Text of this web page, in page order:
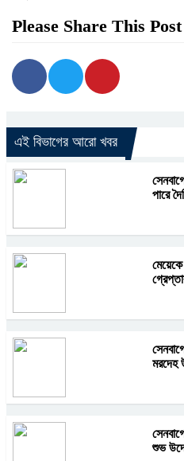
Please Share This
এই বিভাগের আরো খবর
পারে
মরদেহ
শুভ